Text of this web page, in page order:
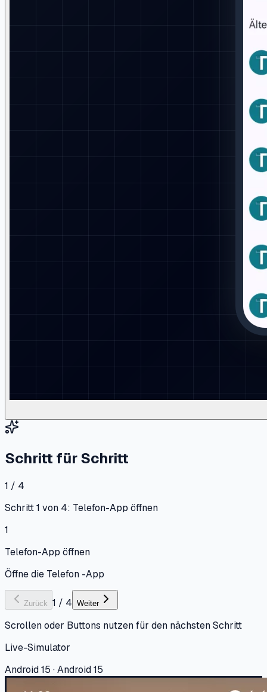
Schritt für Schritt
1 / 4
Schritt 1 von 4: Telefon-App öffnen
1
Telefon-App öffnen
Öffne die Telefon -App
Zurück 1 / 4 Weiter
Scrollen oder Buttons nutzen für den nächsten Schritt
Live-Simulator
Android 15 · Android 15